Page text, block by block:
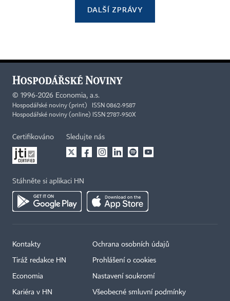
DALŠÍ ZPRÁVY
© 1996-2026 Economia, a.s.
Hospodářské noviny (print) ISSN 0862-9587
Hospodářské noviny (online) ISSN 2787-950X
Certifikováno Sledujte nás
Stáhněte si aplikaci HN
Kontakty
Tiráž redakce HN
Economia
Kariéra v HN
Ochrana osobních údajů
Prohlášení o cookies
Nastavení soukromí
Všeobecné smluvní podmínky